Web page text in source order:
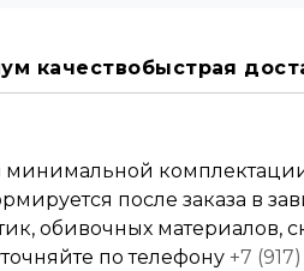
качествобыстрая
минимальной
после заказа в
обивочных материалов,
по телефону +7